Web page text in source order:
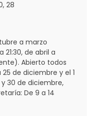
28
a marzo
de abril a
Abierto todos
de diciembre y el 1
30 de diciembre,
De 9 a 14